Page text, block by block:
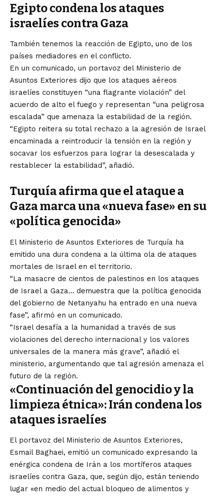
Egipto condena los ataques
israelíes contra Gaza
También tenemos la reacción de Egipto, uno de los
países mediadores en el conflicto.
En un comunicado, un portavoz del Ministerio de
Asuntos Exteriores dijo que los ataques aéreos
israelíes constituyen “una flagrante violación” del
acuerdo de alto el fuego y representan “una peligrosa
escalada” que amenaza la estabilidad de la región.
“Egipto reitera su total rechazo a la agresión de Israel
encaminada a reintroducir la tensión en la región y
socavar los esfuerzos para lograr la desescalada y
restablecer la estabilidad”, añadió.
Turquía afirma que el ataque a
Gaza marca una «nueva fase» en su
«política genocida»
El Ministerio de Asuntos Exteriores de Turquía ha
emitido una dura condena a la última ola de ataques
mortales de Israel en el territorio.
“La masacre de cientos de palestinos en los ataques
de Israel a Gaza… demuestra que la política genocida
del gobierno de Netanyahu ha entrado en una nueva
fase”, afirmó en un comunicado.
“Israel desafía a la humanidad a través de sus
violaciones del derecho internacional y los valores
universales de la manera más grave”, añadió el
ministerio, argumentando que tal agresión amenaza el
futuro de la región.
«Continuación del genocidio y la
limpieza étnica»: Irán condena los
ataques israelíes
El portavoz del Ministerio de Asuntos Exteriores,
Esmail Baghaei, emitió un comunicado expresando la
enérgica condena de Irán a los mortíferos ataques
israelíes contra Gaza, que, según dijo, están teniendo
lugar «en medio del actual bloqueo de alimentos y